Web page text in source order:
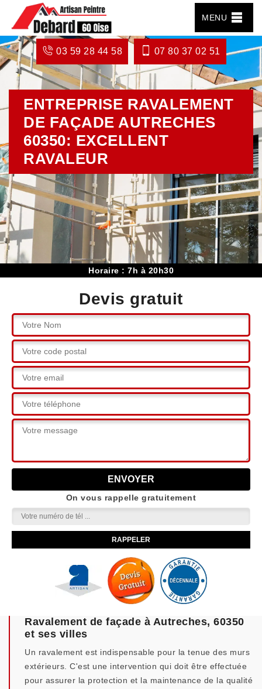
MENU
03 59 28 44 58 07 80 37 02 51
ENTREPRISE RAVALEMENT
DE FAÇADE AUTRECHES
60350: EXCELLENT
RAVALEUR
Horaire : 7h à 20h30
Devis gratuit
On vous rappelle gratuitement
Ravalement de façade à Autreches, 60350
et ses villes
Un ravalement est indispensable pour la tenue des murs
extérieurs. C'est une intervention qui doit être effectuée
pour assurer la protection et la maintenance de la qualité